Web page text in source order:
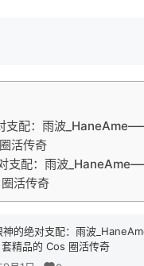
支配：雨波
活传奇
支配：雨波
活传奇
神的绝对支配：雨波
精品的 Cos 圈活传奇